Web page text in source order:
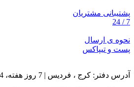
پشتیبانی مشتریان
7 / 24
نحوه ی ارسال
پست و تیپاکس
آدرس دفتر: کرج ، فردیس | 7 روز هفته، 24 ساعته